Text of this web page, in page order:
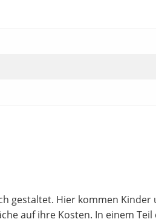
gestaltet. Hier kommen Kinder
auf ihre Kosten. In einem Teil